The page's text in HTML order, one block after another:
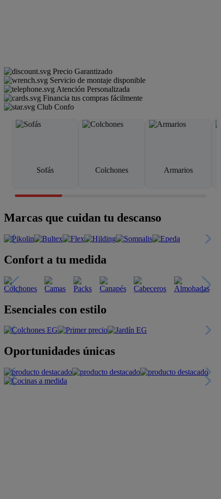
Precio Garantizado
Servicio de montaje disponible
Atención Personalizada
Financia tus compras fácilmente
Club Confo
Sofás Colchones Armarios
Marcas que cuidan tu descanso
Confort a tu medida
Esenciales con estilo
Oportunidades únicas